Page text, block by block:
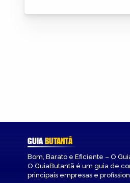
GUIABUTANTÃ
Bom, Barato e Eficiente – O
O GuiaButantã é um guia de
principais empresas e